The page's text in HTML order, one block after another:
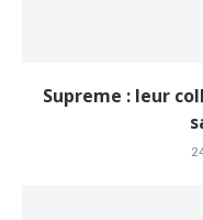
Supreme : leur